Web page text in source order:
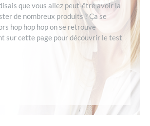
que vous allez peut-être avoir la
de nombreux produits ? Ça se
hop hop hop on se retrouve
sur cette page pour découvrir le test